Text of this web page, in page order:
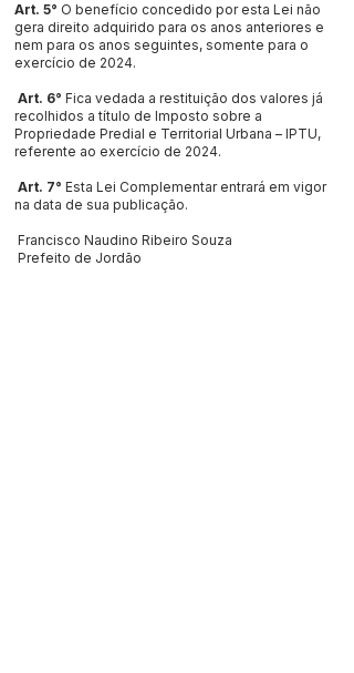
Art. 5° O benefício concedido por esta Lei não
gera direito adquirido para os anos anteriores e
nem para os anos seguintes, somente para o
exercício de 2024.
Art. 6° Fica vedada a restituição dos valores já
recolhidos a título de Imposto sobre a
Propriedade Predial e Territorial Urbana – IPTU,
referente ao exercício de 2024.
Art. 7° Esta Lei Complementar entrará em vigor
na data de sua publicação.
Francisco Naudino Ribeiro Souza
Prefeito de Jordão